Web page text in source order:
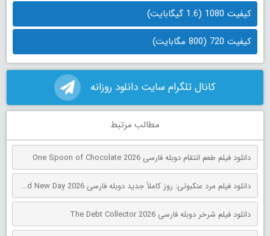
کیفیت 1080 (1.6 گیگابایت)
کیفیت 720 (800 مگابایت)
کانال تلگرام سایت دانلود روزانه
مطالب مرتبط
دانلود فیلم طعم انتقام دوبله فارسی One Spoon of Chocolate 2026
دانلود فیلم مرد عنکبوتی: روز کاملاً جدید دوبله فارسی Spider-Man: Brand New Day 2026
دانلود فیلم شرخر دوبله فارسی The Debt Collector 2026